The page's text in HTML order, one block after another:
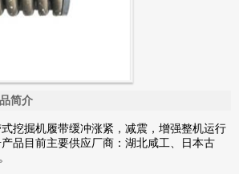
简介
挖掘机履带缓冲涨紧，减震，增强整机运行
品目前主要供应厂商：湖北咸工、日本古